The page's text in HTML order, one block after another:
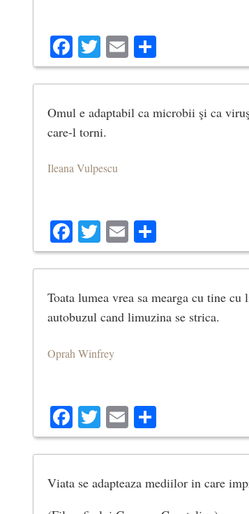
Facebook
Twitter
Email
Omul e adaptabil ca microbii şi ca
care-l torni.
Ileana Vulpescu
Facebook
Twitter
Email
Toata lumea vrea sa mearga cu tine
autobuzul cand limuzina se strica.
Oprah Winfrey
Facebook
Twitter
Email
Viata se adapteaza mediilor in care